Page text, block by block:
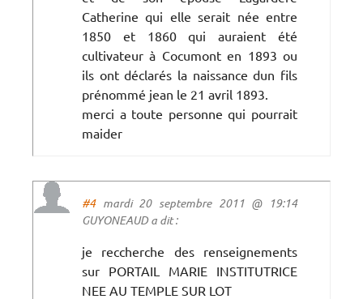
Catherine qui elle serait née entre
1850 et 1860 qui auraient été
cultivateur à Cocumont en 1893 ou
ils ont déclarés la naissance dun fils
prénommé jean le 21 avril 1893.
merci a toute personne qui pourrait
maider
#4mardi 20 septembre 2011 @ 19:14
GUYONEAUD a dit :
je reccherche des renseignements
sur PORTAIL MARIE INSTITUTRICE
NEE AU TEMPLE SUR LOT